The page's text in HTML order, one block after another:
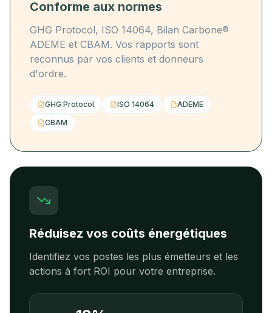
Conforme aux normes
GHG Protocol, ISO 14064, Bilan Carbone®
ADEME et CBAM. Vos rapports sont
reconnus par vos clients et donneurs
d'ordre.
GHG Protocol ISO 14064
ADEME
CBAM
Réduisez vos coûts énergétiques
Identifiez vos postes les plus émetteurs et les
actions à fort ROI pour votre entreprise.